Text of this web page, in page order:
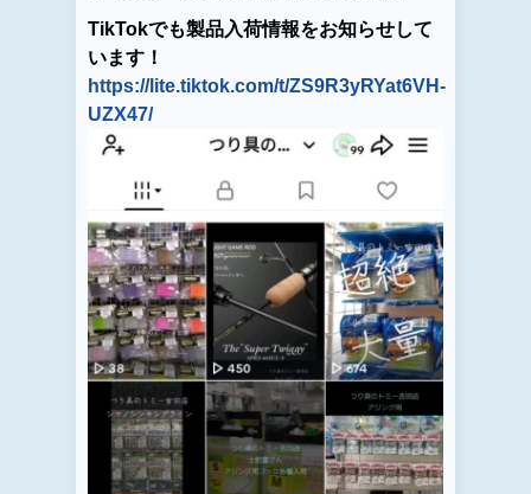
TikTokでも製品入荷情報をお知らせして
います！
https://lite.tiktok.com/t/ZS9R3yRYat6VH-
UZX47/